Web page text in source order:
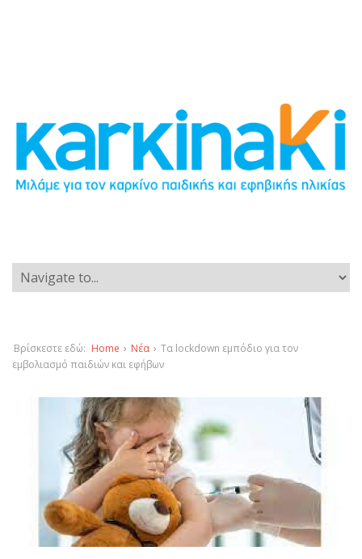
Βρίσκεστε εδώ: Home › Νέα › Τα lockdown εμπόδιο για τον
εμβολιασμό παιδιών και εφήβων